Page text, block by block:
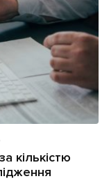
кількістю